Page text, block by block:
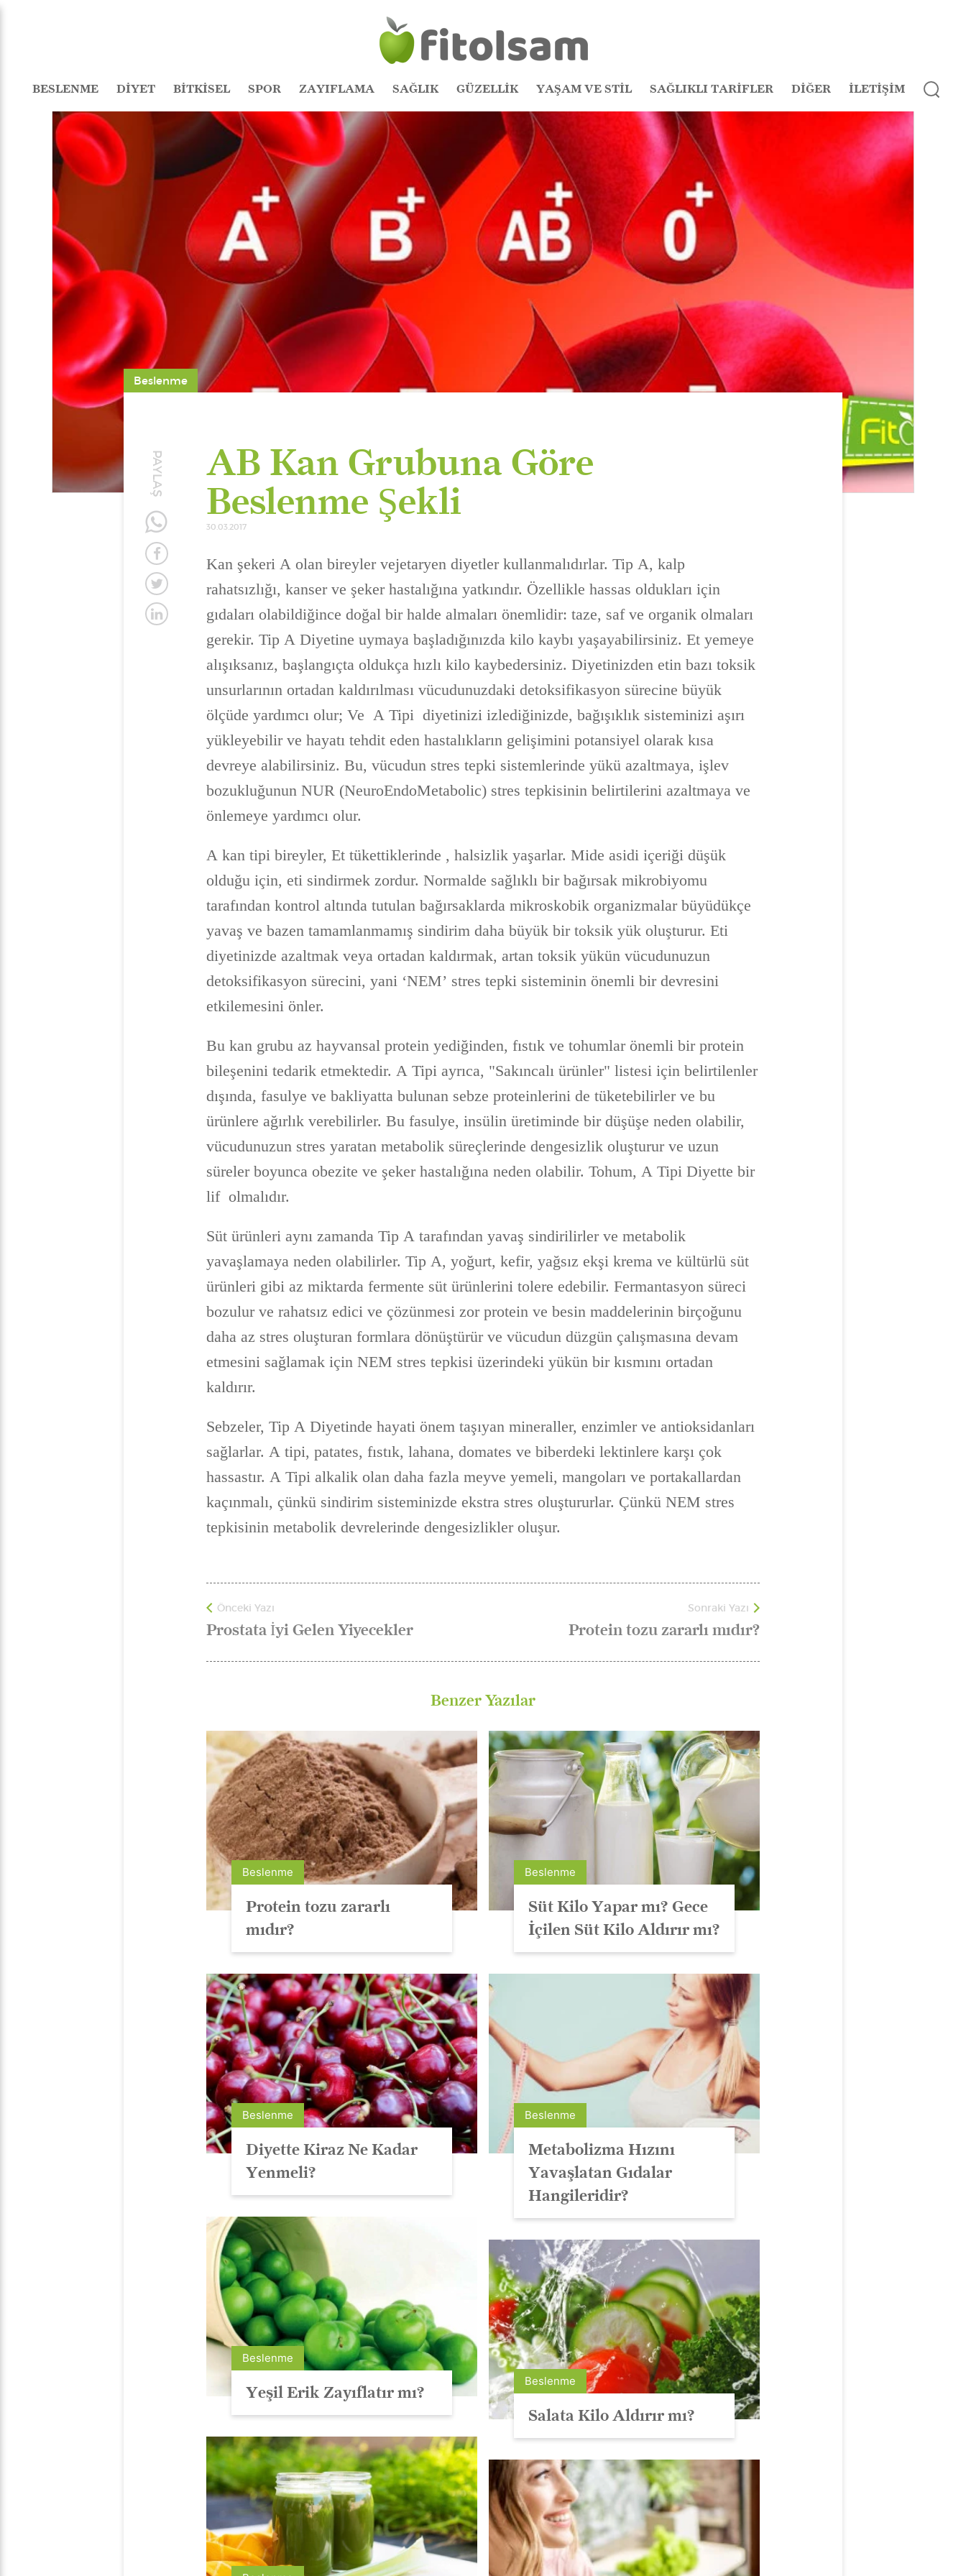
BESLENME DİYET BİTKİSEL SPOR ZAYIFLAMA SAĞLIK GÜZELLİK YAŞAM VE STİL SAĞLIKLI TARİFLER DİĞER İLETİŞİM
PAYLAŞ
Beslenme
AB Kan Grubuna Göre
Beslenme Şekli
30.03.2017
Kan şekeri A olan bireyler vejetaryen diyetler kullanmalıdırlar. Tip A, kalp
rahatsızlığı, kanser ve şeker hastalığına yatkındır. Özellikle hassas oldukları için
gıdaları olabildiğince doğal bir halde almaları önemlidir: taze, saf ve organik olmaları
gerekir. Tip A Diyetine uymaya başladığınızda kilo kaybı yaşayabilirsiniz. Et yemeye
alışıksanız, başlangıçta oldukça hızlı kilo kaybedersiniz. Diyetinizden etin bazı toksik
unsurlarının ortadan kaldırılması vücudunuzdaki detoksifikasyon sürecine büyük
ölçüde yardımcı olur; Ve A Tipi diyetinizi izlediğinizde, bağışıklık sisteminizi aşırı
yükleyebilir ve hayatı tehdit eden hastalıkların gelişimini potansiyel olarak kısa
devreye alabilirsiniz. Bu, vücudun stres tepki sistemlerinde yükü azaltmaya, işlev
bozukluğunun NUR (NeuroEndoMetabolic) stres tepkisinin belirtilerini azaltmaya ve
önlemeye yardımcı olur.
A kan tipi bireyler, Et tükettiklerinde , halsizlik yaşarlar. Mide asidi içeriği düşük
olduğu için, eti sindirmek zordur. Normalde sağlıklı bir bağırsak mikrobiyomu
tarafından kontrol altında tutulan bağırsaklarda mikroskobik organizmalar büyüdükçe
yavaş ve bazen tamamlanmamış sindirim daha büyük bir toksik yük oluşturur. Eti
diyetinizde azaltmak veya ortadan kaldırmak, artan toksik yükün vücudunuzun
detoksifikasyon sürecini, yani ‘NEM’ stres tepki sisteminin önemli bir devresini
etkilemesini önler.
Bu kan grubu az hayvansal protein yediğinden, fıstık ve tohumlar önemli bir protein
bileşenini tedarik etmektedir. A Tipi ayrıca, "Sakıncalı ürünler" listesi için belirtilenler
dışında, fasulye ve bakliyatta bulunan sebze proteinlerini de tüketebilirler ve bu
ürünlere ağırlık verebilirler. Bu fasulye, insülin üretiminde bir düşüşe neden olabilir,
vücudunuzun stres yaratan metabolik süreçlerinde dengesizlik oluşturur ve uzun
süreler boyunca obezite ve şeker hastalığına neden olabilir. Tohum, A Tipi Diyette bir
lif olmalıdır.
Süt ürünleri aynı zamanda Tip A tarafından yavaş sindirilirler ve metabolik
yavaşlamaya neden olabilirler. Tip A, yoğurt, kefir, yağsız ekşi krema ve kültürlü süt
ürünleri gibi az miktarda fermente süt ürünlerini tolere edebilir. Fermantasyon süreci
bozulur ve rahatsız edici ve çözünmesi zor protein ve besin maddelerinin birçoğunu
daha az stres oluşturan formlara dönüştürür ve vücudun düzgün çalışmasına devam
etmesini sağlamak için NEM stres tepkisi üzerindeki yükün bir kısmını ortadan
kaldırır.
Sebzeler, Tip A Diyetinde hayati önem taşıyan mineraller, enzimler ve antioksidanları
sağlarlar. A tipi, patates, fıstık, lahana, domates ve biberdeki lektinlere karşı çok
hassastır. A Tipi alkalik olan daha fazla meyve yemeli, mangoları ve portakallardan
kaçınmalı, çünkü sindirim sisteminizde ekstra stres oluştururlar. Çünkü NEM stres
tepkisinin metabolik devrelerinde dengesizlikler oluşur.
Önceki Yazı
Prostata İyi Gelen Yiyecekler
Sonraki Yazı
Protein tozu zararlı mıdır?
Benzer Yazılar
Beslenme
Protein tozu zararlı
mıdır?
Beslenme
Diyette Kiraz Ne Kadar
Yenmeli?
Beslenme
Yeşil Erik Zayıflatır mı?
Beslenme
Süt Kilo Yapar mı? Gece
İçilen Süt Kilo Aldırır mı?
Beslenme
Metabolizma Hızını
Yavaşlatan Gıdalar
Hangileridir?
Beslenme
Salata Kilo Aldırır mı?